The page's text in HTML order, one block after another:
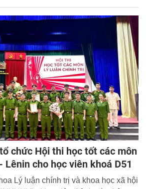
chức cho giảng viên và học viên
hình sự tham quan triển lãm “Đảng
Từ Đại hội đến Đại hội” tại trụ sở Cục
Trung ương Đảng.
chức Hội thi học tốt các môn
Lênin cho học viên khoá D51
Lý luận chính trị và khoa học xã hội